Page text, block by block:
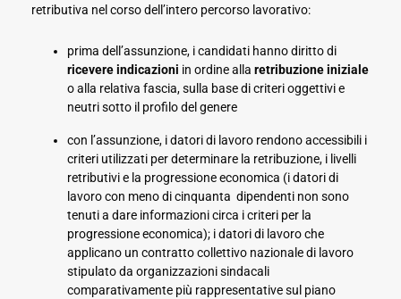
retributiva nel corso dell’intero percorso lavorativo:
prima dell’assunzione, i candidati hanno diritto di
ricevere indicazioni in ordine alla retribuzione iniziale
o alla relativa fascia, sulla base di criteri oggettivi e
neutri sotto il profilo del genere
con l’assunzione, i datori di lavoro rendono accessibili i
criteri utilizzati per determinare la retribuzione, i livelli
retributivi e la progressione economica (i datori di
lavoro con meno di cinquanta dipendenti non sono
tenuti a dare informazioni circa i criteri per la
progressione economica); i datori di lavoro che
applicano un contratto collettivo nazionale di lavoro
stipulato da organizzazioni sindacali
comparativamente più rappresentative sul piano